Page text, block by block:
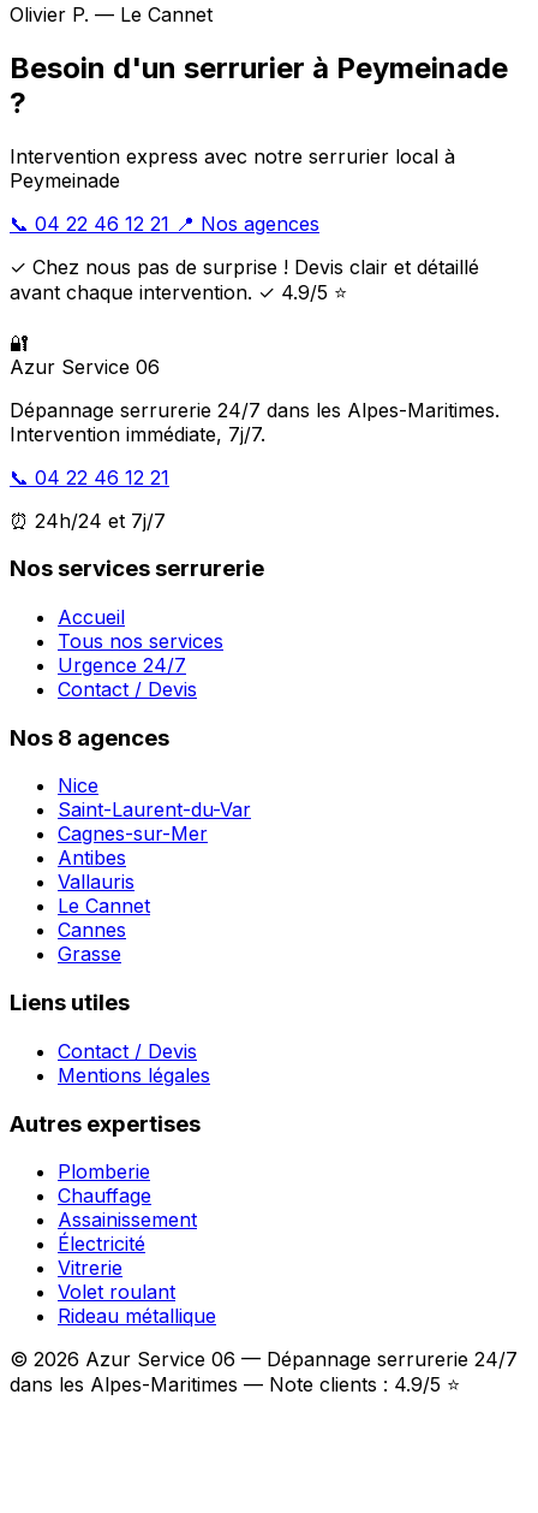
Olivier P. — Le Cannet
Besoin d'un serrurier à Peymeinade
?
Intervention express avec notre serrurier local à
Peymeinade
📞 04 22 46 12 21 📍 Nos agences
✓ Chez nous pas de surprise ! Devis clair et détaillé
avant chaque intervention. ✓ 4.9/5 ⭐
🔐
Azur Service 06
Dépannage serrurerie 24/7 dans les Alpes-Maritimes.
Intervention immédiate, 7j/7.
📞 04 22 46 12 21
⏰ 24h/24 et 7j/7
Nos services serrurerie
Accueil
Tous nos services
Urgence 24/7
Contact / Devis
Nos 8 agences
Nice
Saint-Laurent-du-Var
Cagnes-sur-Mer
Antibes
Vallauris
Le Cannet
Cannes
Grasse
Liens utiles
Contact / Devis
Mentions légales
Autres expertises
Plomberie
Chauffage
Assainissement
Électricité
Vitrerie
Volet roulant
Rideau métallique
© 2026 Azur Service 06 — Dépannage serrurerie 24/7
dans les Alpes-Maritimes — Note clients : 4.9/5 ⭐